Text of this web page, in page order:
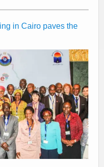
in Cairo paves the